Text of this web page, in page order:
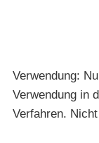
Verwendung:
Verwendung in
Verfahren.